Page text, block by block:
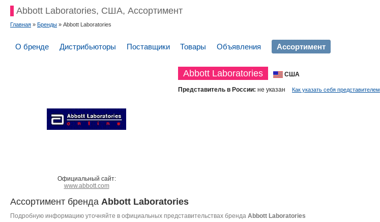
Abbott Laboratories, США, Ассортимент
Главная » Бренды » Abbott Laboratories
О бренде Дистрибьюторы Поставщики Товары Объявления Ассортимент
Официальный сайт:
www.abbott.com
Abbott Laboratories США
Представитель в России: не указан Как указать себя представителем
Ассортимент бренда Abbott Laboratories
Подробную информацию уточняйте в официальных представительствах бренда Abbott Laboratories